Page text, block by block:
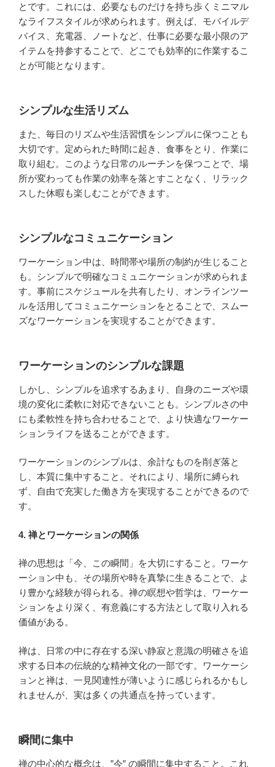
とです。これには、必要なものだけを持ち歩くミニマル
なライフスタイルが求められます。例えば、モバイルデ
バイス、充電器、ノートなど、仕事に必要な最小限のア
イテムを持参することで、どこでも効率的に作業するこ
とが可能となります。
シンプルな生活リズム
また、毎日のリズムや生活習慣をシンプルに保つことも
大切です。定められた時間に起き、食事をとり、作業に
取り組む。このような日常のルーチンを保つことで、場
所が変わっても作業の効率を落とすことなく、リラック
スした休暇も楽しむことができます。
シンプルなコミュニケーション
ワーケーション中は、時間帯や場所の制約が生じること
も。シンプルで明確なコミュニケーションが求められま
す。事前にスケジュールを共有したり、オンラインツー
ルを活用してコミュニケーションをとることで、スムー
ズなワーケーションを実現することができます。
ワーケーションのシンプルな課題
しかし、シンプルを追求するあまり、自身のニーズや環
境の変化に柔軟に対応できないことも。シンプルさの中
にも柔軟性を持ち合わせることで、より快適なワーケー
ションライフを送ることができます。
ワーケーションのシンプルは、余計なものを削ぎ落と
し、本質に集中すること。それにより、場所に縛られ
ず、自由で充実した働き方を実現することができるので
す。
4. 禅とワーケーションの関係
禅の思想は「今、この瞬間」を大切にすること。ワーケ
ーション中も、その場所や時を真摯に生きることで、よ
り豊かな経験が得られる。禅の瞑想や哲学は、ワーケー
ションをより深く、有意義にする方法として取り入れる
価値がある。
禅は、日常の中に存在する深い静寂と意識の明確さを追
求する日本の伝統的な精神文化の一部です。ワーケーシ
ョンと禅は、一見関連性が薄いように感じられるかもし
れませんが、実は多くの共通点を持っています。
瞬間に集中
禅の中心的な概念は、”今” の瞬間に集中すること。これ